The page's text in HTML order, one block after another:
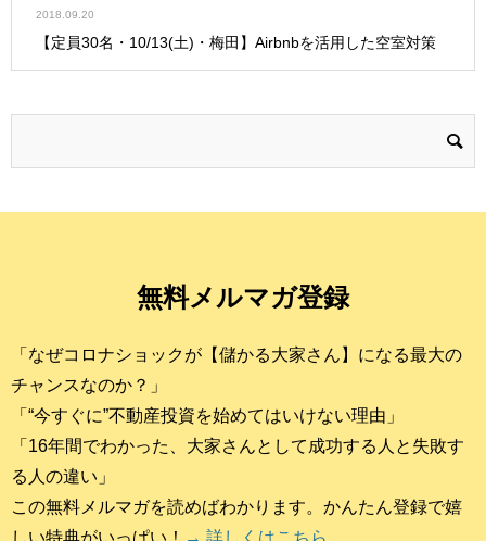
2018.09.20
【定員30名・10/13(土)・梅田】Airbnbを活用した空室対策
無料メルマガ登録
「なぜコロナショックが【儲かる大家さん】になる最大の
チャンスなのか？」
「“今すぐに”不動産投資を始めてはいけない理由」
「16年間でわかった、大家さんとして成功する人と失敗す
る人の違い」
この無料メルマガを読めばわかります。かんたん登録で嬉